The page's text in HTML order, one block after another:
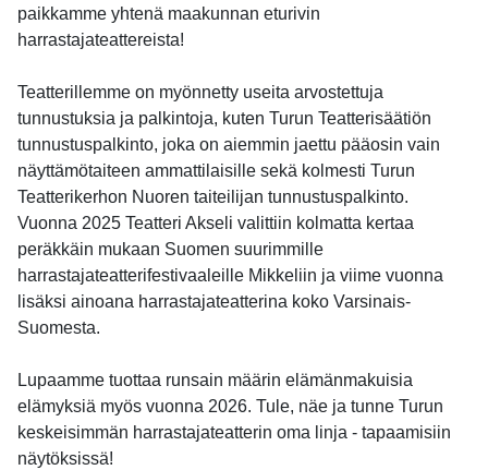
paikkamme yhtenä maakunnan eturivin
harrastajateattereista!
Teatterillemme on myönnetty useita arvostettuja
tunnustuksia ja palkintoja, kuten Turun Teatterisäätiön
tunnustuspalkinto, joka on aiemmin jaettu pääosin vain
näyttämötaiteen ammattilaisille sekä kolmesti Turun
Teatterikerhon Nuoren taiteilijan tunnustuspalkinto.
Vuonna 2025 Teatteri Akseli valittiin kolmatta kertaa
peräkkäin mukaan Suomen suurimmille
harrastajateatterifestivaaleille Mikkeliin ja viime vuonna
lisäksi ainoana harrastajateatterina koko Varsinais-
Suomesta.
Lupaamme tuottaa runsain määrin elämänmakuisia
elämyksiä myös vuonna 2026. Tule, näe ja tunne Turun
keskeisimmän harrastajateatterin oma linja - tapaamisiin
näytöksissä!